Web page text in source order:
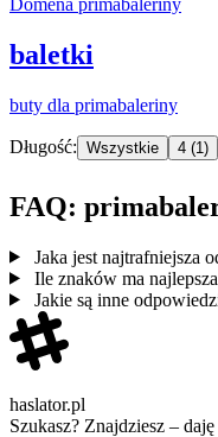
Domena primabaleriny
baletki
buty dla primabaleriny
Długość: Wszystkie 4 (1)
FAQ:
Jaka jest najtrafniejsza
Ile znaków ma
Jakie są inne
haslator.pl
Szukasz? Znajdziesz – daję